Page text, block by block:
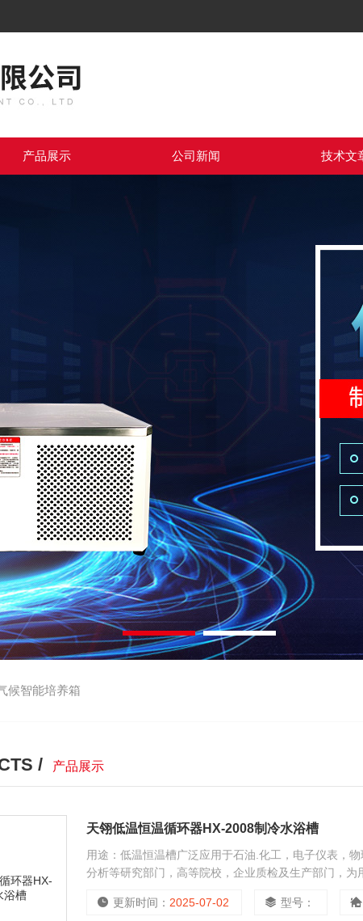
产品展示 公司新闻 技术文
候智能培养箱
/ 产品展示
天翎低温恒温循环器HX-2008制冷水浴槽
用途：低温恒温槽广泛应用于石油.化工，电子仪表，
分析等研究部门，高等院校，企业质检及生产部门，
制冷水浴槽
更新时间： 2025-07-02 型号：